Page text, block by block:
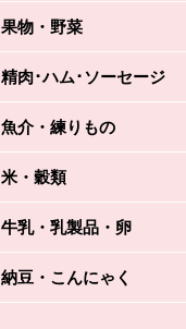
果物・野菜
精肉･ハム･ソーセージ
魚介・練りもの
米・穀類
牛乳・乳製品・卵
納豆・こんにゃく